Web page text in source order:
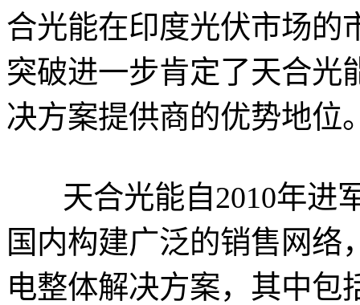
合光能在印度光伏市场的
突破进一步肯定了天合光
决方案提供商的优势地位
天合光能自2010年进
国内构建广泛的销售网
电整体解决方案，其中包